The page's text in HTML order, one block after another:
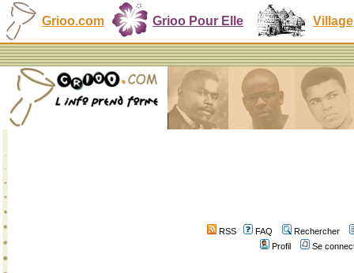
Grioo.com Grioo Pour Elle Village
RSS FAQ
Rechercher
Profil
Se